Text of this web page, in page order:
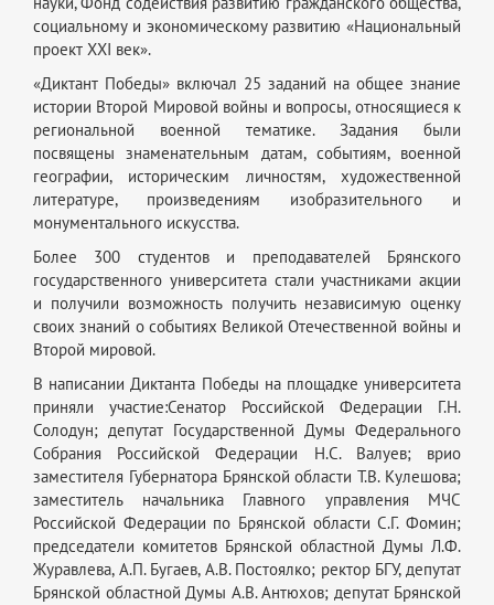
социальному и экономическому развитию «Национальный
проект XXI век».
«Диктант Победы» включал 25 заданий на общее знание
истории Второй Мировой войны и вопросы, относящиеся к
региональной военной тематике. Задания были
посвящены знаменательным датам, событиям, военной
географии, историческим личностям, художественной
литературе, произведениям изобразительного и
монументального искусства.
Более 300 студентов и преподавателей Брянского
государственного университета стали участниками акции
и получили возможность получить независимую оценку
своих знаний о событиях Великой Отечественной войны и
Второй мировой.
В написании Диктанта Победы на площадке университета
приняли участие:Сенатор Российской Федерации Г.Н.
Солодун; депутат Государственной Думы Федерального
Собрания Российской Федерации Н.С. Валуев; врио
заместителя Губернатора Брянской области Т.В. Кулешова;
заместитель начальника Главного управления МЧС
Российской Федерации по Брянской области С.Г. Фомин;
председатели комитетов Брянской областной Думы Л.Ф.
Журавлева, А.П. Бугаев, А.В. Постоялко; ректор БГУ, депутат
Брянской областной Думы А.В. Антюхов; депутат Брянской